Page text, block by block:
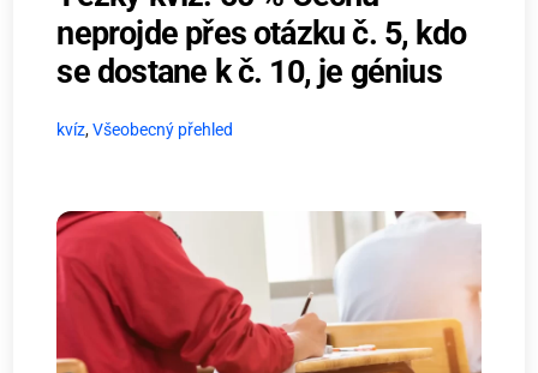
neprojde přes otázku č. 5, kdo
se dostane k č. 10, je génius
kvíz,Všeobecný přehled